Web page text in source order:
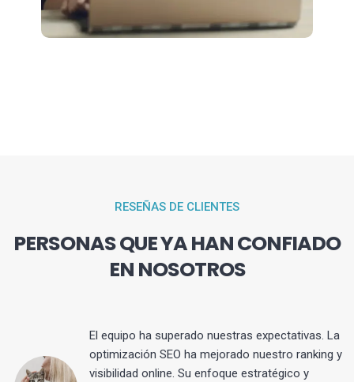
RESEÑAS DE CLIENTES
PERSONAS QUE YA HAN CONFIADO
EN NOSOTROS
El equipo ha superado nuestras expectativas. La
optimización SEO ha mejorado nuestro ranking y
visibilidad online. Su enfoque estratégico y